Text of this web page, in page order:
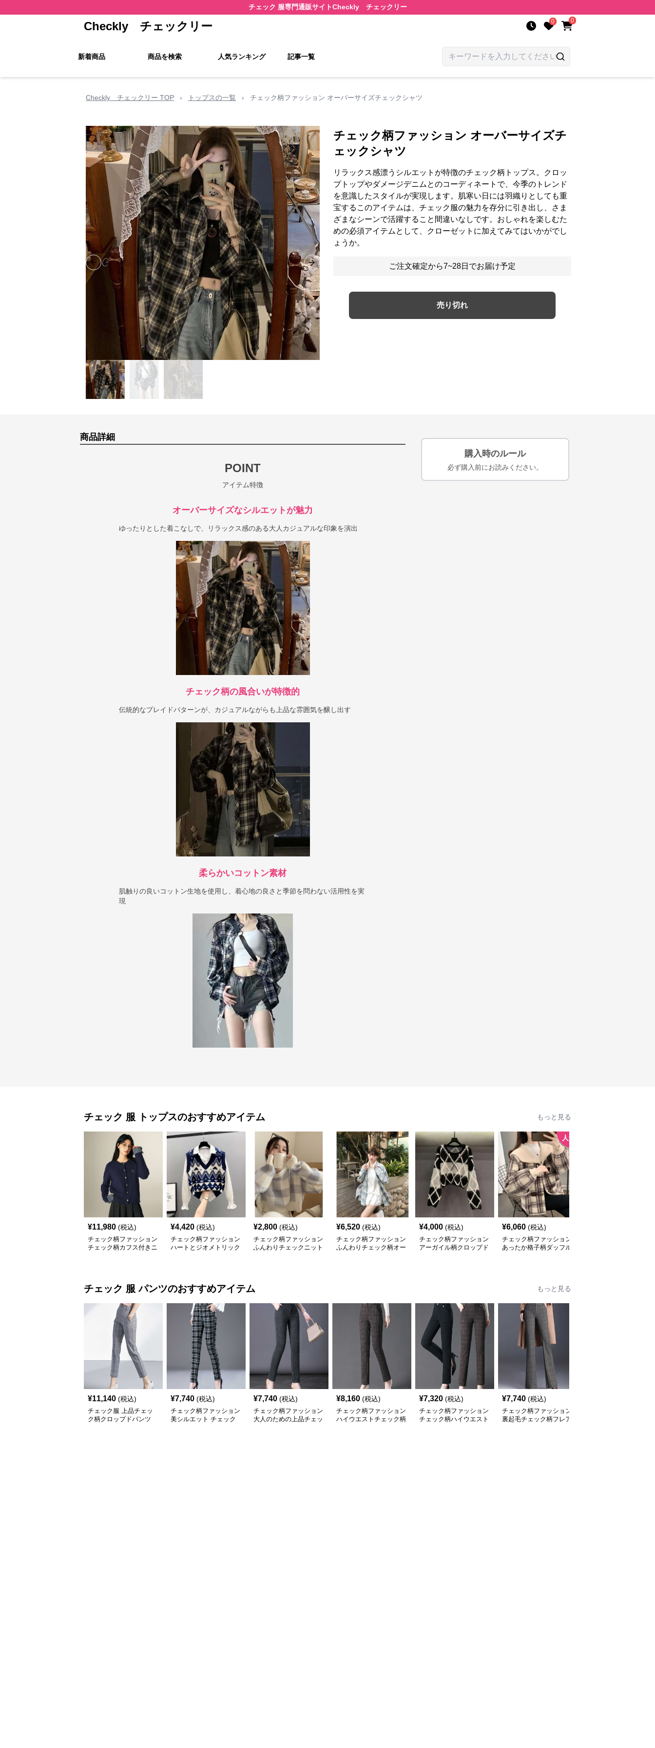
チェック 服専門通販サイトCheckly チェックリー
Checkly チェックリー 0 0
新着商品 商品を検索 人気ランキング 記事一覧
Checkly チェックリー TOP › トップスの一覧 › チェック柄ファッション オーバーサイズチェックシャツ
Previous slide Next slide
チェック柄ファッション オーバーサイズチ
ェックシャツ
リラックス感漂うシルエットが特徴のチェック柄トップス。クロッ
プトップやダメージデニムとのコーディネートで、今季のトレンド
を意識したスタイルが実現します。肌寒い日には羽織りとしても重
宝するこのアイテムは、チェック服の魅力を存分に引き出し、さま
ざまなシーンで活躍すること間違いなしです。おしゃれを楽しむた
めの必須アイテムとして、クローゼットに加えてみてはいかがでし
ょうか。
ご注文確定から7~28日でお届け予定
売り切れ
商品詳細
POINT
アイテム特徴
オーバーサイズなシルエットが魅力
ゆったりとした着こなしで、リラックス感のある大人カジュアルな印象を演出
チェック柄の風合いが特徴的
伝統的なプレイドパターンが、カジュアルながらも上品な雰囲気を醸し出す
柔らかいコットン素材
肌触りの良いコットン生地を使用し、着心地の良さと季節を問わない活用性を実
現
購入時のルール
必ず購入前にお読みください。
チェック 服 トップスのおすすめアイテム もっと見る
¥11,980 (税込)
チェック柄ファッション
チェック柄カフス付きニ
¥4,420 (税込)
チェック柄ファッション
ハートとジオメトリック
¥2,800 (税込)
チェック柄ファッション
ふんわりチェックニット
¥6,520 (税込)
チェック柄ファッション
ふんわりチェック柄オー
¥4,000 (税込)
チェック柄ファッション
アーガイル柄クロップド
人気
¥6,060 (税込)
チェック柄ファッション
あったか格子柄ダッフル
チェック 服 パンツのおすすめアイテム もっと見る
¥11,140 (税込)
チェック服 上品チェッ
ク柄クロップドパンツ
¥7,740 (税込)
チェック柄ファッション
美シルエット チェック
¥7,740 (税込)
チェック柄ファッション
大人のための上品チェッ
¥8,160 (税込)
チェック柄ファッション
ハイウエストチェック柄
¥7,320 (税込)
チェック柄ファッション
チェック柄ハイウエスト
¥7,740 (税込)
チェック柄ファッション
裏起毛チェック柄フレア